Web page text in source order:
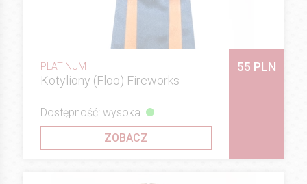
PLATINUM
Kotyliony (Floo) Fireworks
55 PLN
Dostępność: wysoka
ZOBACZ